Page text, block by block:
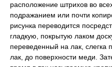
расположение штрихов во
подражанием или почти
рисунка переводится
гладкую, покрытую лаком
переведенный на лак, слегка
лак, до поверхности меди.